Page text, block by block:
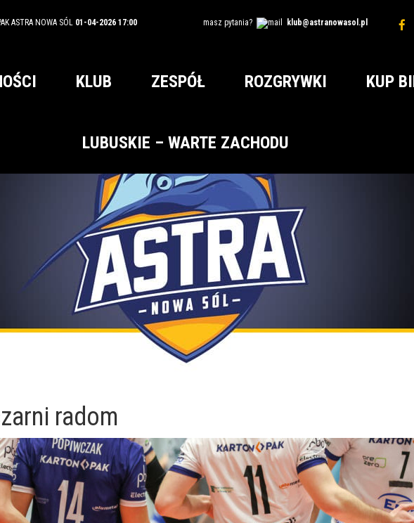
ASTRA NOWA SÓL 01-04-2026 17:00 masz pytania? klub@astranowasol.pl
KLUB ZESPÓŁ ROZGRYWKI KUP
LUBUSKIE – WARTE ZACHODU
radom